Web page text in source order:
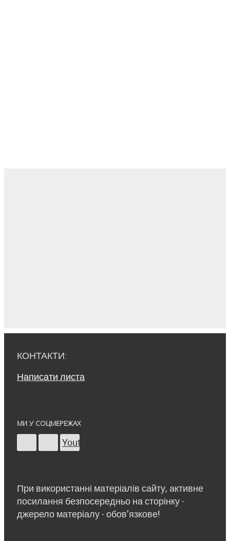
КОНТАКТИ:
Написати листа
МИ У СОЦМЕРЕЖАХ
Youtube
При використанні матеріалів сайту, активне
посилання безпосередньо на сторінку -
джерело матеріалу - обов’язкове!